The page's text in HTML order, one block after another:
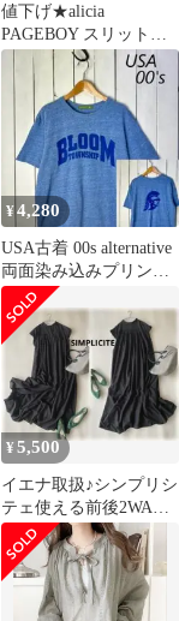
値下げ★alicia
PAGEBOY スリット入
りデニムタイトスカー
ト Mサイズ
¥4,280
USA古着 00s alternative
両面染み込みプリント
Tシャツ M～L
¥5,500
イエナ取扱♪シンプリシ
テェ使える前後2WAY
エアリーコットンボイ
ルワンピース♪